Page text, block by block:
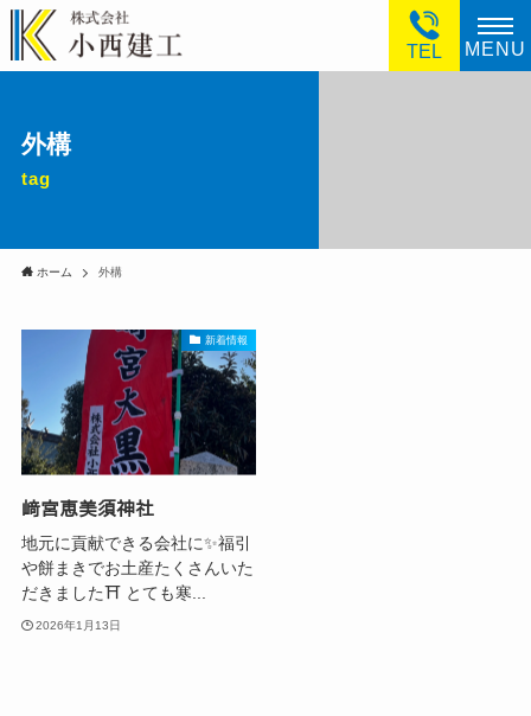
TEL MENU
外構
tag
ホーム 外構
新着情報
﨑宮恵美須神社
地元に貢献できる会社に✨福引
や餅まきでお土産たくさんいた
だきました⛩️ とても寒...
2026年1月13日